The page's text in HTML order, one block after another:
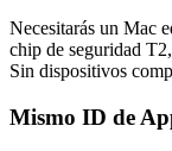
Necesitarás un Mac
chip de seguridad
Sin dispositivos
Mismo ID de